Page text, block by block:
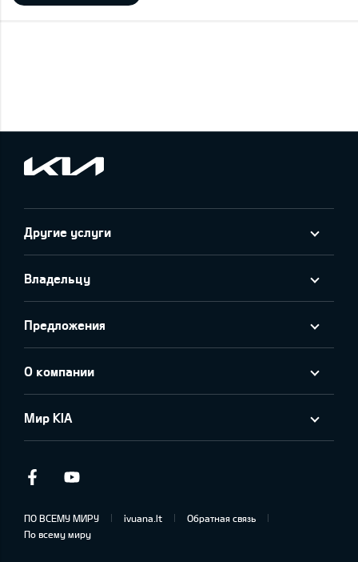
Другие услуги
Владельцу
Предложения
О компании
Мир KIA
Facebook
ПО ВСЕМУ МИРУ ivuana.lt
Обратная связь
По всему миру